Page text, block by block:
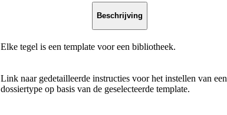
Beschrijving
Elke tegel is een template voor een bibliotheek.
Link naar gedetailleerde instructies voor het instellen van een
dossiertype op basis van de geselecteerde template.